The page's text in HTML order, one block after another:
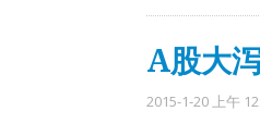
A股大
2015-1-20 上午